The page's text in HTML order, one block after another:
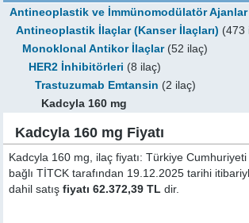
Antineoplastik ve İmmünomodülatör Ajanlar
Antineoplastik İlaçlar (Kanser İlaçları) (473
Monoklonal Antikor İlaçlar(52 ilaç)
HER2 İnhibitörleri (8 ilaç)
Trastuzumab Emtansin (2 ilaç)
Kadcyla 160 mg
Kadcyla 160 mg Fiyatı
Kadcyla 160 mg, ilaç fiyatı: Türkiye Cumhuriyeti
bağlı TİTCK tarafından 19.12.2025 tarihi
dahil satışfiyatı 62.372,39 TL dir.